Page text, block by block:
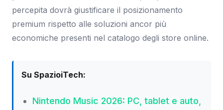
percepita dovrà giustificare il posizionamento
premium rispetto alle soluzioni ancor più
economiche presenti nel catalogo degli store online.
Su SpazioiTech:
Nintendo Music 2026: PC, tablet e auto,